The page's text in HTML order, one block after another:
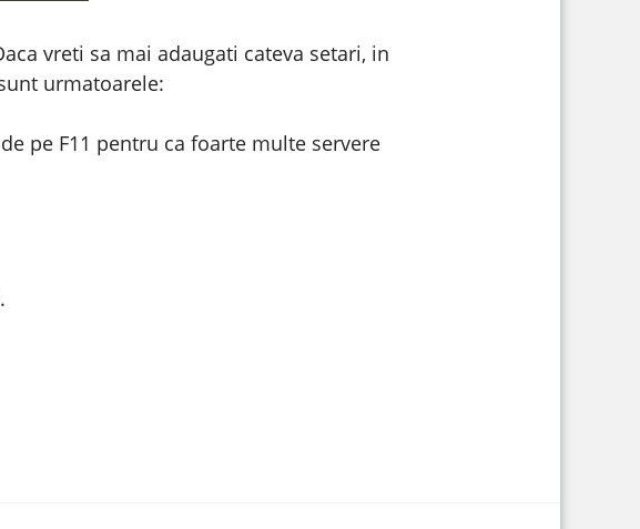
vreti sa mai adaugati cateva setari, in
urmatoarele:
pe F11 pentru ca foarte multe servere